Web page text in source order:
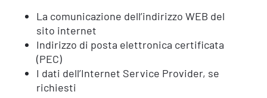
La comunicazione dell’indirizzo WEB del
sito internet
Indirizzo di posta elettronica certificata
(PEC)
I dati dell’Internet Service Provider, se
richiesti